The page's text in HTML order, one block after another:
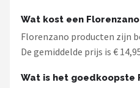
Wat kost een
Florenzano producten zijn
De gemiddelde prijs is €
Wat is het goedkoopste